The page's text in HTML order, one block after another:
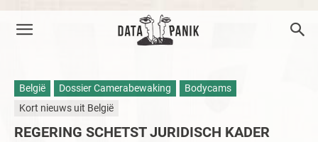
België Dossier Camerabewaking
Bodycams
Kort nieuws uit België
REGERING SCHETST JURIDISCH KADER